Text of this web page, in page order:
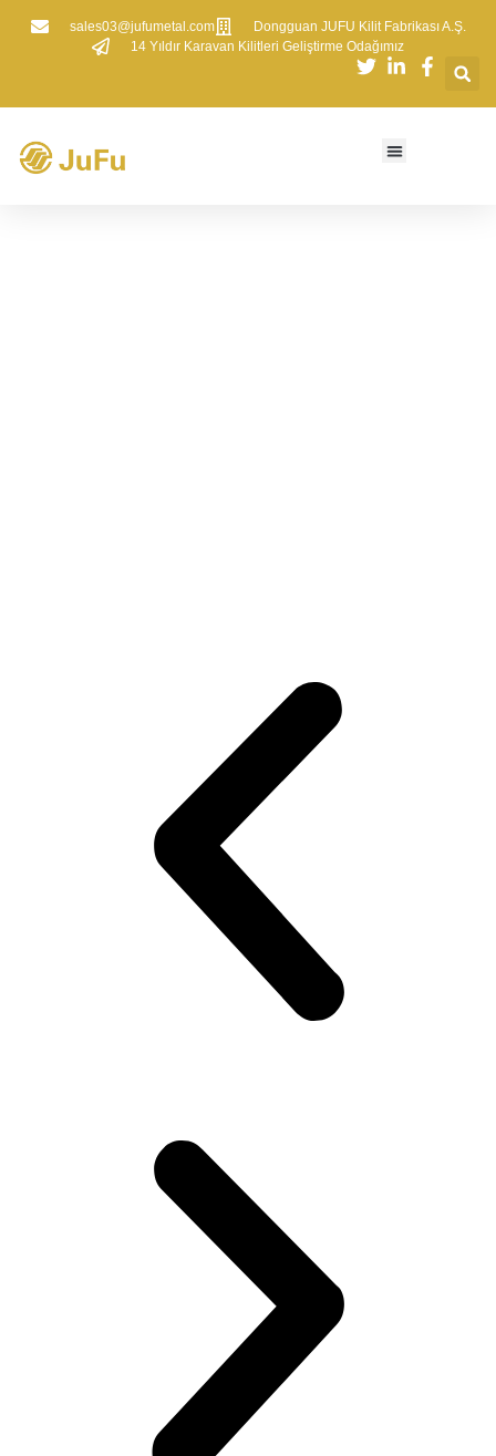
sales03@jufumetal.com
​Dongguan JUFU Kilit Fabrikası A.Ş.
​14 Yıldır Karavan Kilitleri Geliştirme Odağımız